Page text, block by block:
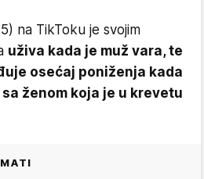
na TikToku je svojim
uživa kada je muž vara, te
osećaj poniženja kada
ženom koja je u krevetu